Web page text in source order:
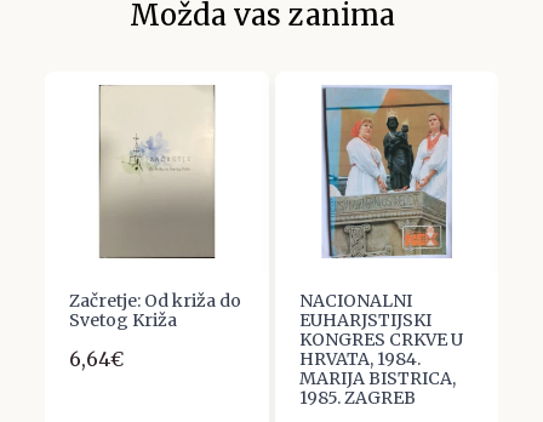
Možda vas zanima
Začretje: Od križa do
Svetog Križa
6,64€
NACIONALNI
EUHARJSTIJSKI
KONGRES CRKVE U
HRVATA, 1984.
MARIJA BISTRICA,
1985. ZAGREB